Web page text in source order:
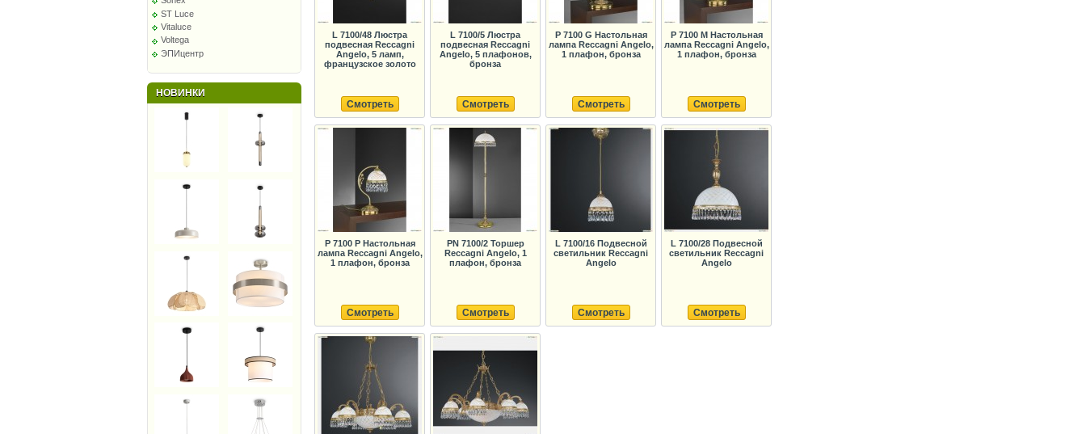
ST Luce
Vitaluce
Voltega
ЭПИцентр
НОВИНКИ
L 7100/48 Люстра
подвесная Reccagni
Angelo, 5 ламп,
французское золото
Смотреть
L 7100/5 Люстра
подвесная Reccagni
Angelo, 5 плафонов,
бронза
Смотреть
P 7100 G Настольная
лампа Reccagni Angelo,
1 плафон, бронза
Смотреть
P 7100 M Настольная
лампа Reccagni Angelo,
1 плафон, бронза
Смотреть
P 7100 P Настольная
лампа Reccagni Angelo,
1 плафон, бронза
Смотреть
PN 7100/2 Торшер
Reccagni Angelo, 1
плафон, бронза
Смотреть
L 7100/16 Подвесной
светильник Reccagni
Angelo
Смотреть
L 7100/28 Подвесной
светильник Reccagni
Angelo
Смотреть